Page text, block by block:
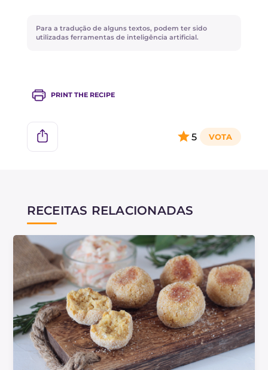
realçando a frescura da hortelã e contrastando a
doçura da abobrinha.
Para a tradução de alguns textos, podem ter sido
utilizadas ferramentas de inteligência artificial.
PRINT THE RECIPE
5
RECEITAS RELACIONADAS